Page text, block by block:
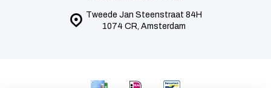
Tweede Jan Steenstraat 84H
1074 CR, Amsterdam